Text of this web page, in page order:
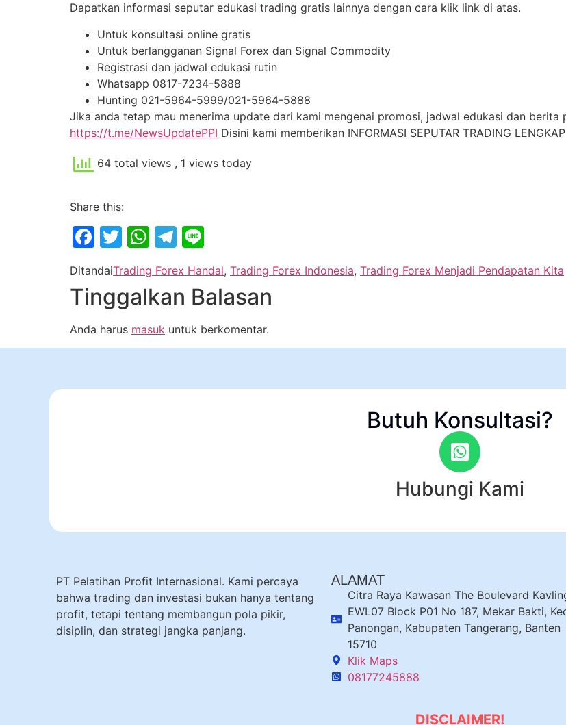
Dapatkan informasi seputar edukasi trading gratis lainnya dengan cara klik link di atas.
Untuk konsultasi online gratis
Untuk berlangganan Signal Forex dan Signal Commodity
Registrasi dan jadwal edukasi rutin
Whatsapp 0817-7234-5888
Hunting 021-5964-5999/021-5964-5888
Jika anda tetap mau menerima update dari kami mengenai promosi, jadwal edukasi dan berita
https://t.me/NewsUpdatePPI Disini kami memberikan INFORMASI SEPUTAR TRADING
64 total views , 1 views today
Share this:
Facebook
Twitter
WhatsApp
Telegram
DitandaiTrading Forex Handal, Trading Forex Indonesia, Trading Forex Menjadi Pendapatan Kita
Tinggalkan Balasan
Anda harus masuk untuk berkomentar.
Butuh Konsultasi?
Hubungi Kami
PT Pelatihan Profit Internasional. Kami percaya
bahwa trading dan investasi bukan hanya tentang
profit, tetapi tentang membangun pola pikir,
disiplin, dan strategi jangka panjang.
ALAMAT
Citra Raya Kawasan The Boulevard
EWL07 Block P01 No 187, Mekar Bakti,
Panongan, Kabupaten Tangerang, Banten
15710
Klik Maps
08177245888
DISCLAIMER!